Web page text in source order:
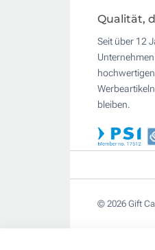
Qualität,
Seit über 12
bleiben.
© 2026 Gift